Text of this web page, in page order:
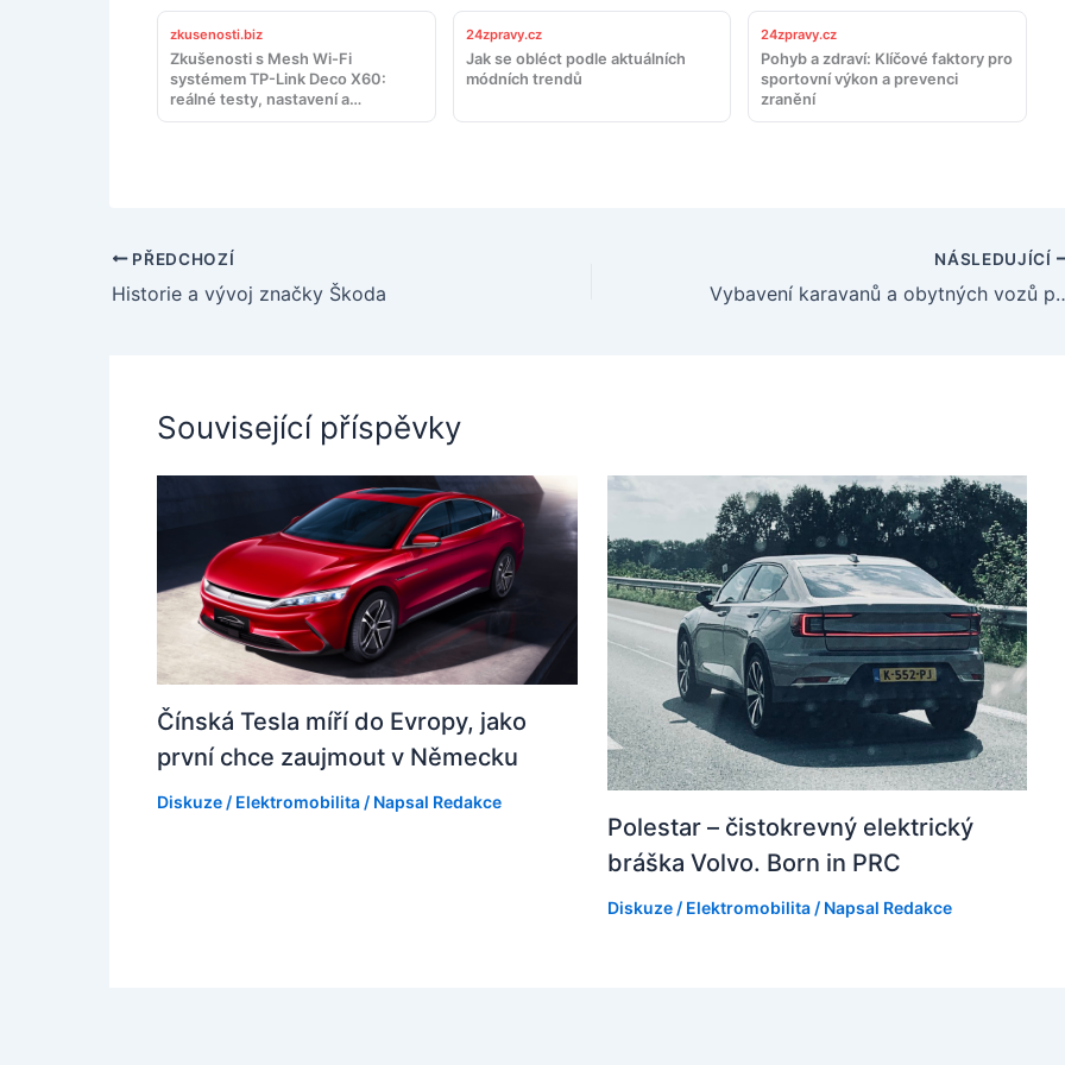
zkusenosti.biz
Zkušenosti s Mesh Wi-Fi
systémem TP-Link Deco X60:
reálné testy, nastavení a
doporučení
24zpravy.cz
Jak se obléct podle aktuálních
módních trendů
24zpravy.cz
Pohyb a zdraví: Klíčové faktory pro
sportovní výkon a prevenci
zranění
PŘEDCHOZÍ
Historie a vývoj značky Škoda
NÁSLEDUJÍCÍ
Vybavení karavanů a
Související příspěvky
Čínská Tesla míří do Evropy, jako
první chce zaujmout v Německu
Diskuze/ Elektromobilita/ Napsal Redakce
Polestar – čistokrevný elektrický
bráška Volvo. Born in PRC
Diskuze / Elektromobilita/ Napsal Redakce